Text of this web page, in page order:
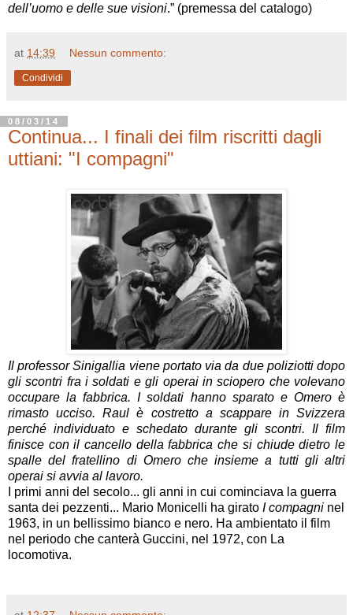
dell’uomo e delle sue visioni.” (premessa del catalogo)
at 14:39 Nessun commento:
Condividi
08/03/14
Continua... I finali dei film riscritti dagli
uttiani: "I compagni"
Il professor Sinigallia viene portato via da due poliziotti dopo
gli scontri fra i soldati e gli operai in sciopero che volevano
occupare la fabbrica. I soldati hanno sparato e Omero è
rimasto ucciso. Raul è costretto a scappare in Svizzera
perché individuato e schedato durante gli scontri. Il film
finisce con il cancello della fabbrica che si chiude dietro le
spalle del fratellino di Omero che insieme a tutti gli altri
operai si avvia al lavoro.
I primi anni del secolo... gli anni in cui cominciava la guerra
santa dei pezzenti... Mario Monicelli ha girato I compagni nel
1963, in un bellissimo bianco e nero. Ha ambientato il film
nel periodo che canterà Guccini, nel 1972, con La
locomotiva.